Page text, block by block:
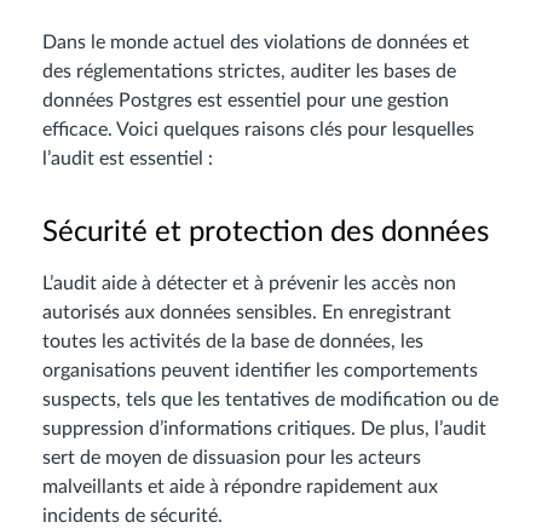
Dans le monde actuel des violations de données et
des réglementations strictes, auditer les bases de
données Postgres est essentiel pour une gestion
efficace. Voici quelques raisons clés pour lesquelles
l’audit est essentiel :
Sécurité et protection des données
L’audit aide à détecter et à prévenir les accès non
autorisés aux données sensibles. En enregistrant
toutes les activités de la base de données, les
organisations peuvent identifier les comportements
suspects, tels que les tentatives de modification ou de
suppression d’informations critiques. De plus, l’audit
sert de moyen de dissuasion pour les acteurs
malveillants et aide à répondre rapidement aux
incidents de sécurité.